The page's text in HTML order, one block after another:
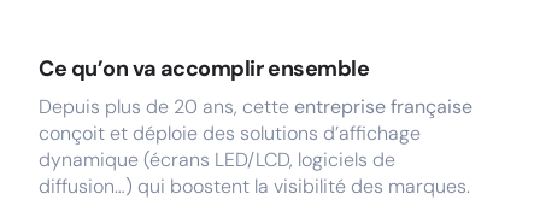
Ce qu’on va accomplir ensemble
Depuis plus de 20 ans, cette entreprise française
conçoit et déploie des solutions d’affichage
dynamique (écrans LED/LCD, logiciels de
diffusion…) qui boostent la visibilité des marques.